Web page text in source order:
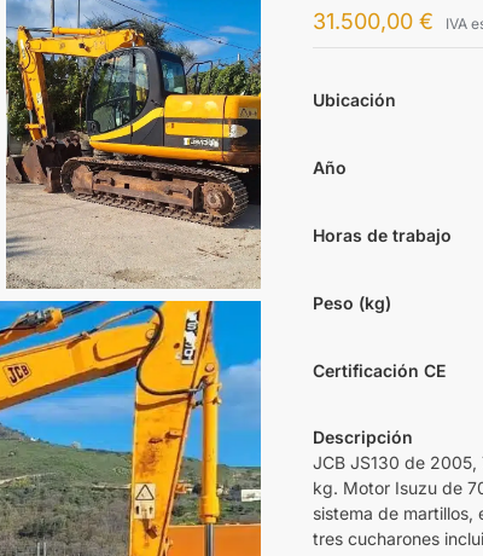
31.500,00€ IVA
Ubicación
Año
Horas de trabajo
Peso (kg)
Certificación CE
Descripción
JCB JS130 de 2005,
kg. Motor Isuzu de
sistema de martillos,
tres cucharones